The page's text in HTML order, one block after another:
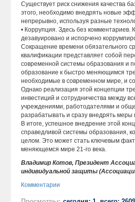
Существует риск снижения качества
этого, необходимо внедрять новые
непрерывно, используя разные
• Коррупция. Здесь без
дезавуировано и испорчено
Сокращение времени обязательного
квалификации представляет собой
современной системы образования и
образование к быстро меняющимся
необходимые в современном мире, и
Однако реализация этой концепции
инвестиций и сотрудничества между
учреждениями, работодателями и
разрабатывать и сразу внедрять
В итоге, успешное внедрение этой
справедливой системы образования,
целом. Это может стать ключевым
меняющемся мире 21-го века.
Владимир Котов, Президент
индивидуальной защиты
Комментарии